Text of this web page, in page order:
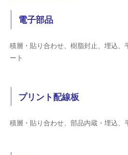
電子部品
積層・貼り合わせ、樹脂封止、埋込、
ート
プリント配線板
積層・貼り合わせ、部品内蔵・埋込、